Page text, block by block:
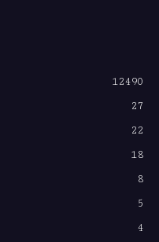
12490
27
22
18
8
5
4